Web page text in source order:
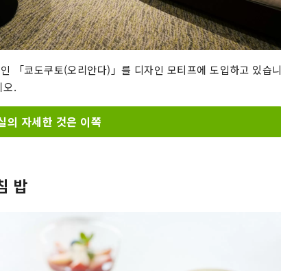
「쿄도쿠토(오리안다)」를 디자인 모티프에 도입하고 있습니
오.
의 자세한 것은 이쪽
밥